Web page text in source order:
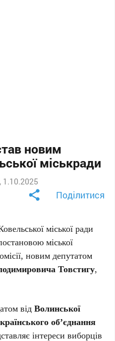
новим
міськради
1.10.2025
Поділитися
міської ради
міської
новим депутатом
Товстигу,
відВолинської
об’єднання
інтереси виборців